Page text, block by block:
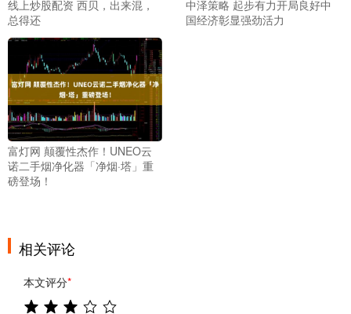
线上炒股配资 西贝，出来混，
总得还
中泽策略 起步有力开局良好中
国经济彰显强劲活力
富灯网 颠覆性杰作！UNEO云
诺二手烟净化器「净烟·塔」重
磅登场！
相关评论
本文评分*